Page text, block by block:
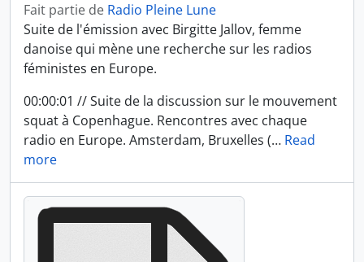
Fait partie de Radio Pleine Lune
Suite de l'émission avec Birgitte Jallov, femme
danoise qui mène une recherche sur les radios
féministes en Europe.
00:00:01 // Suite de la discussion sur le mouvement
squat à Copenhague. Rencontres avec chaque
radio en Europe. Amsterdam, Bruxelles (… Read
more